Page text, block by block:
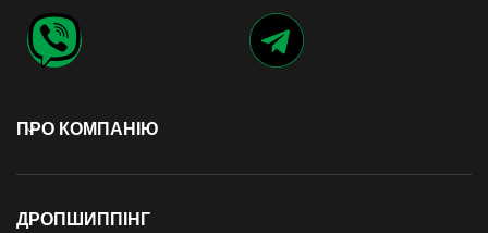
ПРО КОМПАНІЮ
ДРОПШИППІНГ